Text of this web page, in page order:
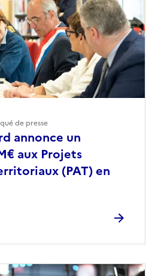
annonce un
aux Projets
(PAT) en
de presse